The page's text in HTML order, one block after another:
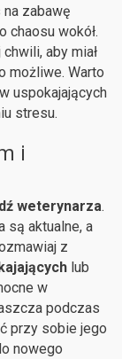
zabawę
chaosu wokół.
aby miał
możliwe. Warto
uspokajających
stresu.
i
weterynarza.
są aktualne, a
z
lub
w
podczas
przy sobie jego
nowego